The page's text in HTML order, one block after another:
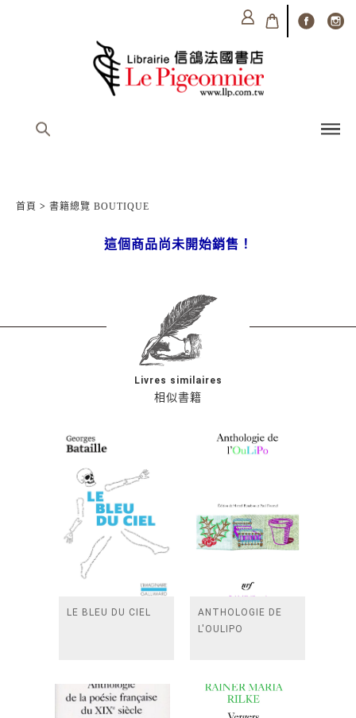
首頁 > 書籍總覽 BOUTIQUE
這個商品尚未開始銷售！
相似書籍
Livres similaires
LE BLEU DU CIEL
ANTHOLOGIE DE
L'OULIPO